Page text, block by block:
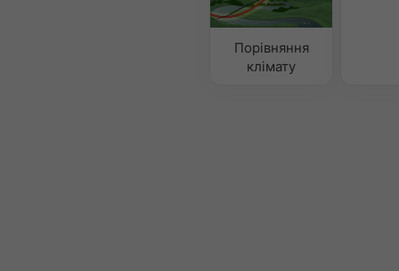
Порівняння
клімату